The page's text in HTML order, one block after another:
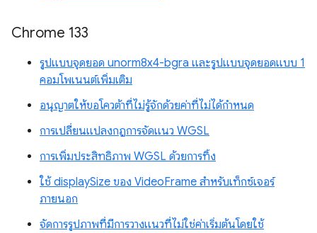
Chrome 133
รูปแบบจุดยอด unorm8x4-bgra และรูปแบบจุดยอดแบบ 1
คอมโพเนนต์เพิ่มเติม
อนุญาตให้ขอโควต้าที่ไม่รู้จักด้วยค่าที่ไม่ได้กำหนด
การเปลี่ยนแปลงกฎการจัดแนว WGSL
การเพิ่มประสิทธิภาพ WGSL ด้วยการทิ้ง
ใช้ displaySize ของ VideoFrame สำหรับเท็กซ์เจอร์
ภายนอก
จัดการรูปภาพที่มีการวางแนวที่ไม่ใช่ค่าเริ่มต้นโดยใช้